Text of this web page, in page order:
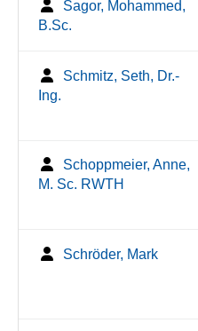
Sagor, Mohammed,
B.Sc.
Schmitz, Seth, Dr.-
Ing.
Schoppmeier, Anne,
M. Sc. RWTH
Schröder, Mark